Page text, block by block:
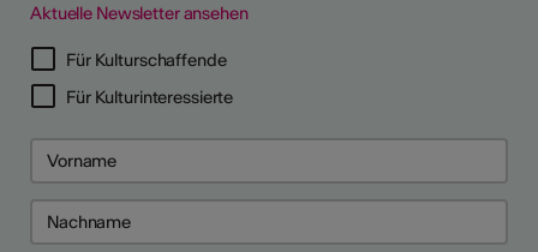
Aktuelle Newsletter ansehen
Für Kulturschaffende
Für Kulturinteressierte